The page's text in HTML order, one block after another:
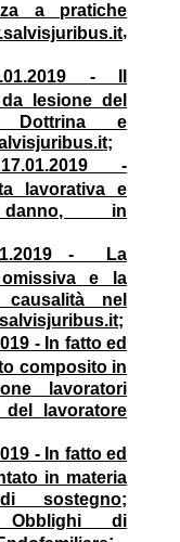
a pratiche
,
- Il
lesione del
Dottrina e
-
lavorativa e
in
- La
e la
nel
- In fatto ed
composito in
lavoratori
lavoratore
- In fatto ed
in materia
sostegno;
Obblighi di